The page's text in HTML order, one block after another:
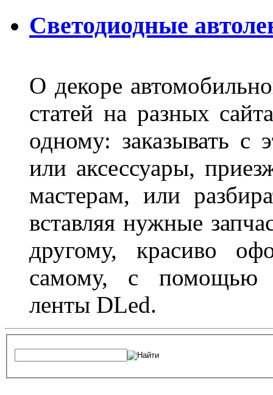
Светодиодные
О декоре
статей на разных
одному: заказывать с
или аксессуары,
мастерам, или
вставляя нужные
другому, красиво
самому, с помощью
ленты DLed.